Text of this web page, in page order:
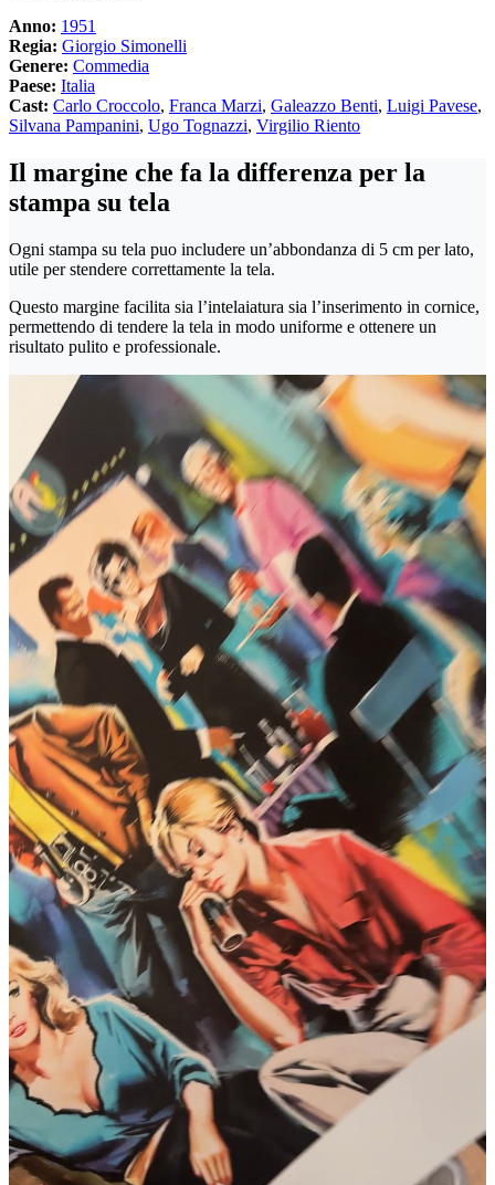
Anno: 1951
Regia: Giorgio Simonelli
Genere: Commedia
Paese: Italia
Cast: Carlo Croccolo, Franca Marzi, Galeazzo Benti, Luigi Pavese,
Silvana Pampanini, Ugo Tognazzi, Virgilio Riento
Il margine che fa la differenza per la
stampa su tela
Ogni stampa su tela puo includere un’abbondanza di 5 cm per lato,
utile per stendere correttamente la tela.
Questo margine facilita sia l’intelaiatura sia l’inserimento in cornice,
permettendo di tendere la tela in modo uniforme e ottenere un
risultato pulito e professionale.